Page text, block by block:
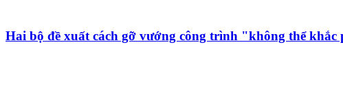
Hai bộ đề xuất cách gỡ vướng công trình "không thể